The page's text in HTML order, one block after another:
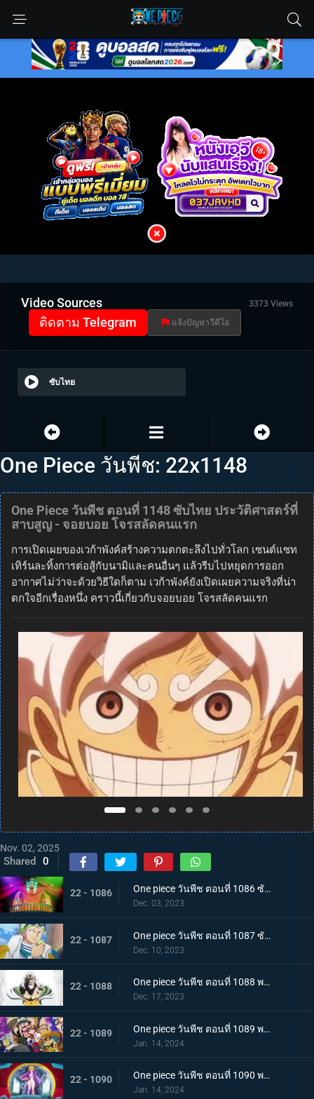
Video Sources 3373 Views
ติดตาม Telegram แจ้งปัญหาวีดีโอ
ซับไทย
One Piece วันพีช: 22x1148
One Piece วันพีช ตอนที่ 1148 ซับไทย ประวัติศาสตร์ที่
สาบสูญ - จอยบอย โจรสลัดคนแรก
การเปิดเผยของเวก้าพังค์สร้างความตกตะลึงไปทั่วโลก เซนต์แซท
เทิร์นละทิ้งการต่อสู้กับนามิและคนอื่นๆ แล้วรีบไปหยุดการออก
อากาศไม่ว่าจะด้วยวิธีใดก็ตาม เวก้าพังค์ยังเปิดเผยความจริงที่น่า
ตกใจอีกเรื่องหนึ่ง คราวนี้เกี่ยวกับจอยบอย โจรสลัดคนแรก
Nov. 02, 2025
Shared 0
22 - 1086 One piece วันพีช ตอนที่ 1086 ซับไทย จักรพรรดิคนใหม่ บากี้จ้าวแห่งตัวตลก
Dec. 03, 2023
22 - 1087 One piece วันพีช ตอนที่ 1087 ซับไทย ความวุ่นวาย ณ เกาะสตรี คดีหนึ่งของนาวาเอกโคบี้
Dec. 10, 2023
22 - 1088 One piece วันพีช ตอนที่ 1088 พากย์ไทย ความฝันของลูฟี่
Dec. 17, 2023
22 - 1089 One piece วันพีช ตอนที่ 1089 พากย์ไทย เข้าสู่บทใหม่ ทิศทางของลูฟี่กับซาโบ
Jan. 14, 2024
22 - 1090 One piece วันพีช ตอนที่ 1090 พากย์ไทย เกาะแห่งใหม่ เอ็กเฮดเกาะแห่งอนาคต
Jan. 14, 2024